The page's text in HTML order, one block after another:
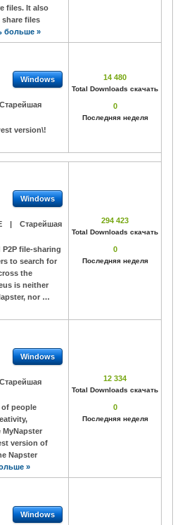
files. It also
files
больше »
Windows
Старейшая
version\!
14 480
Total Downloads скачать
0
Последняя неделя
Windows
|
Старейшая
file-sharing
to search for
the
is neither
nor …
294 423
Total Downloads скачать
0
Последняя неделя
Windows
Старейшая
of people
version of
Napster
»
12 334
Total Downloads скачать
0
Последняя неделя
Windows